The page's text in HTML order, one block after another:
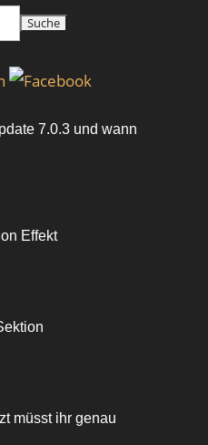
7.0.3 und wann
Effekt
müsst ihr genau